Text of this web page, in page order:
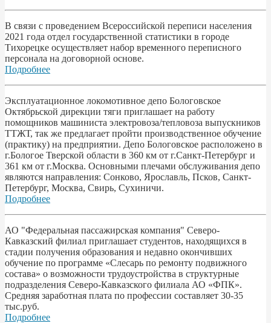
В связи с проведением Всероссийской переписи населения
2021 года отдел государственной статистики в городе
Тихорецке осуществляет набор временного переписного
персонала на договорной основе.
Подробнее
Эксплуатационное локомотивное депо Бологовское
Октябрьской дирекции тяги приглашает на работу
помощников машиниста электровоза/тепловоза выпускников
ТТЖТ, так же предлагает пройти производственное обучение
(практику) на предприятии. Депо Бологовское расположено в
г.Бологое Тверской области в 360 км от г.Санкт-Петербург и
361 км от г.Москва. Основными плечами обслуживания депо
являются направления: Сонково, Ярославль, Псков, Санкт-
Петербург, Москва, Свирь, Сухиничи.
Подробнее
АО "Федеральная пассажирская компания" Северо-
Кавказский филиал приглашает студентов, находящихся в
стадии получения образования и недавно окончивших
обучение по программе «Слесарь по ремонту подвижного
состава» о возможности трудоустройства в структурные
подразделения Северо-Кавказского филиала АО «ФПК».
Средняя заработная плата по профессии составляет 30-35
тыс.руб.
Подробнее